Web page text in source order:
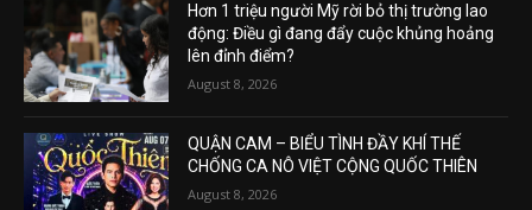
Hơn 1 triệu người Mỹ rời bỏ thị trường lao
động: Điều gì đang đẩy cuộc khủng hoảng
lên đỉnh điểm?
August 8, 2026
QUẬN CAM – BIỂU TÌNH ĐẦY KHÍ THẾ
CHỐNG CA NÔ VIỆT CỘNG QUỐC THIÊN
August 8, 2026